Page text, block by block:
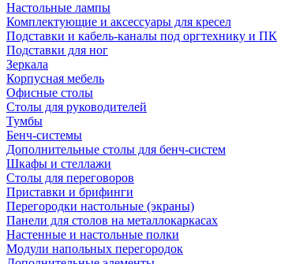
Настольные лампы
Комплектующие и аксессуары для кресел
Подставки и кабель-каналы под оргтехнику и ПК
Подставки для ног
Зеркала
Корпусная мебель
Офисные столы
Столы для руководителей
Тумбы
Бенч-системы
Дополнительные столы для бенч-систем
Шкафы и стеллажи
Столы для переговоров
Приставки и брифинги
Перегородки настольные (экраны)
Панели для столов на металлокаркасах
Настенные и настольные полки
Модули напольных перегородок